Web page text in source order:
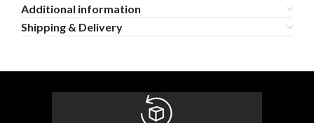
Additional information
Shipping & Delivery